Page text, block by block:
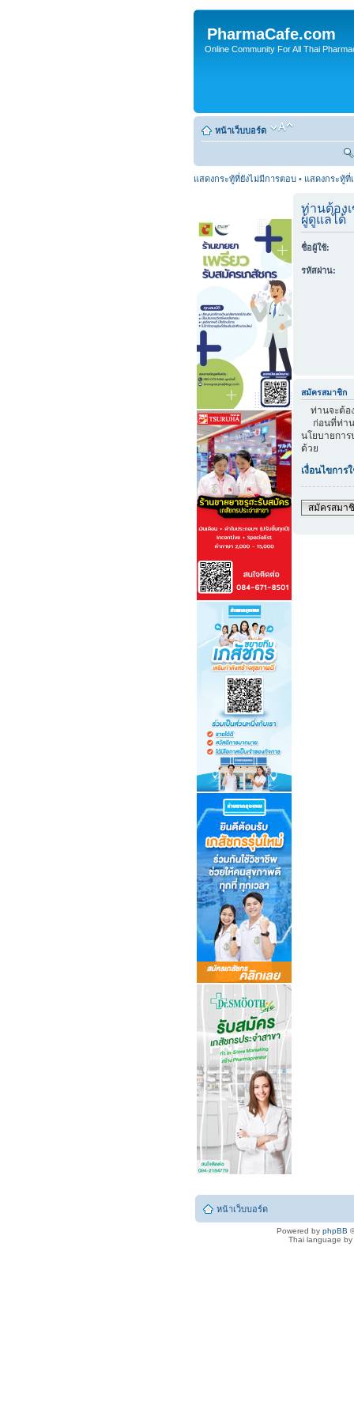
PharmaCafe.com
Online Community For All Thai
หน้าเว็บบอร์ด
แสดงกระทู้ที่ยังไม่มีการตอบ • แสดงกระทู้ที่
ท่านต้อง
ผู้ดูแลได้
ชื่อผู้ใช้:
รหัสผ่าน:
สมัครสมาชิก
ท่านจะต้อ
ก่อนที่ท่าน
นโยบายกา
ด้วย
เงื่อนไขการ
สมัครสมา
หน้าเว็บบอร์ด
Powered by phpBB
Thai language by